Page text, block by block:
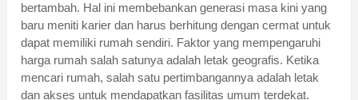
bertambah. Hal ini membebankan generasi masa kini yang
baru meniti karier dan harus berhitung dengan cermat untuk
dapat memiliki rumah sendiri. Faktor yang mempengaruhi
harga rumah salah satunya adalah letak geografis. Ketika
mencari rumah, salah satu pertimbangannya adalah letak
dan akses untuk mendapatkan fasilitas umum terdekat.